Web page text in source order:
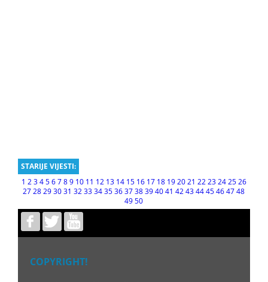
STARIJE VIJESTI:
1 23456789 10 11 12 13 14 15 16 17 18 192021 2223242526
27 28 29 30 31 32 33 34 35 36 37 38 39 40 41 42 43 44 45 46 47 48
49 50
COPYRIGHT!